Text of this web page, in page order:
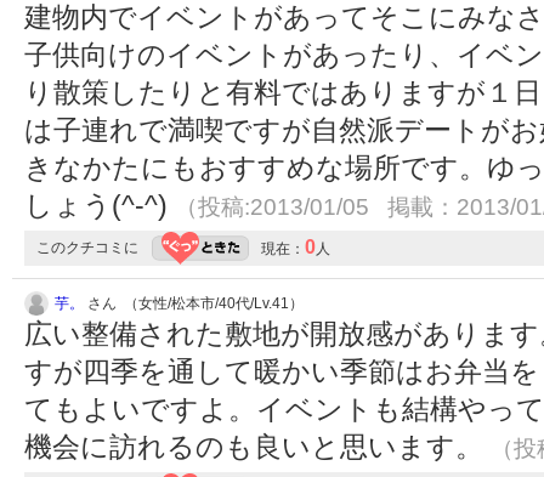
建物内でイベントがあってそこにみな
子供向けのイベントがあったり、イベ
り散策したりと有料ではありますが１
は子連れで満喫ですが自然派デートが
きなかたにもおすすめな場所です。ゆ
しょう(^-^)
（投稿:2013/01/05 掲載：2013/
このクチコミに 現在： 0人
芋。 さん （女性/松本市/40代/Lv.41）
広い整備された敷地が開放感がありま
すが四季を通して暖かい季節はお弁当
てもよいですよ。イベントも結構やっ
機会に訪れるのも良いと思います。
（